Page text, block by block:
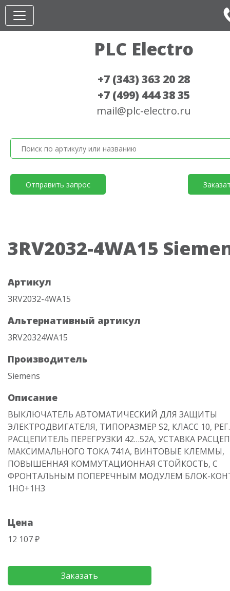
PLC Electro
+7 (343) 363 20 28
+7 (499) 444 38 35
mail@plc-electro.ru
Отправить запрос
3RV2032-4WA15
Артикул
3RV2032-4WA15
Альтернативный артикул
3RV20324WA15
Производитель
Siemens
Описание
ВЫКЛЮЧАТЕЛЬ АВТОМАТИЧЕСКИЙ ДЛЯ ЗАЩИТЫ
ЭЛЕКТРОДВИГАТЕЛЯ, ТИПОРАЗМЕР S2, КЛАСС 10, РЕГ.
РАСЦЕПИТЕЛЬ ПЕРЕГРУЗКИ 42…52А, УСТАВКА
МАКСИМАЛЬНОГО ТОКА 741A, ВИНТОВЫЕ КЛЕММЫ,
ПОВЫШЕННАЯ КОММУТАЦИОННАЯ СТОЙКОСТЬ, С
ФРОНТАЛЬНЫМ ПОПЕРЕЧНЫМ МОДУЛЕМ БЛОК-
1НО+1НЗ
Цена
12 107 ₽
Заказать